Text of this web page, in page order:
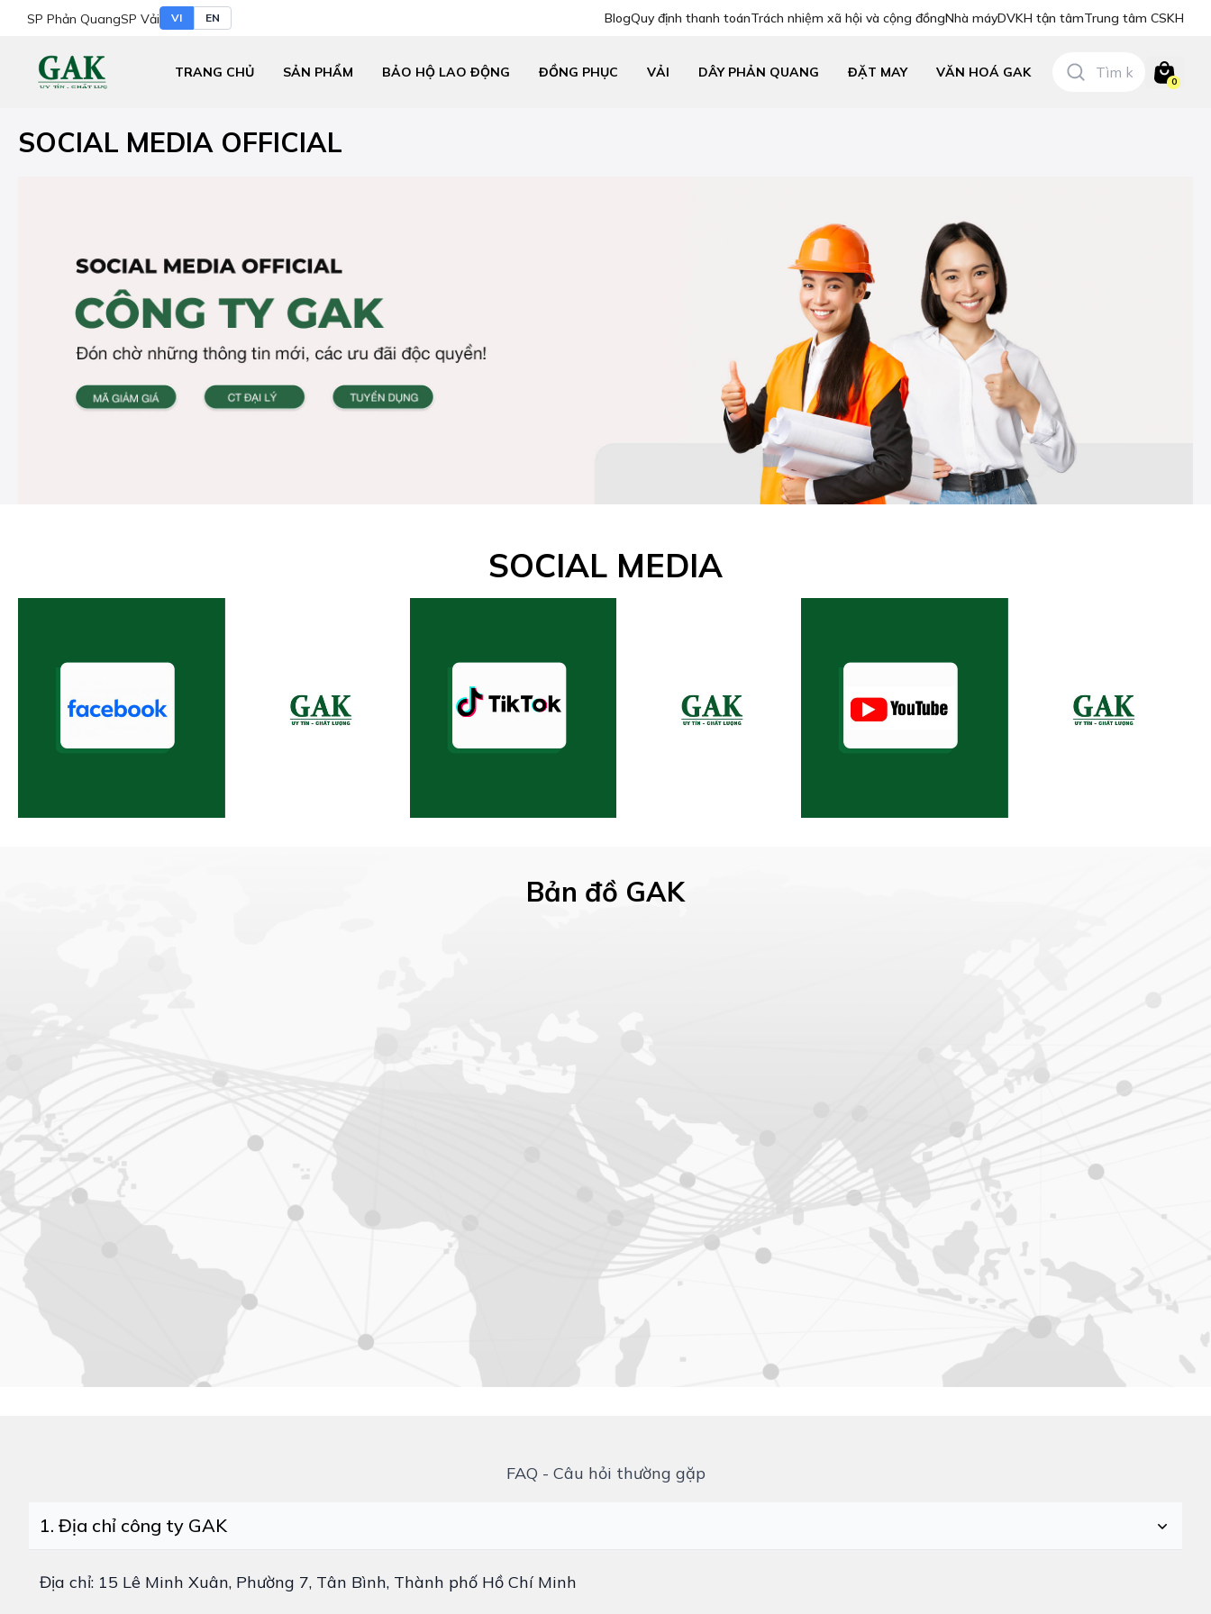
SP Phản QuangSP Vải VI EN BlogQuy định thanh toánTrách nhiệm xã hội và cộng đồngNhà máyDVKH tận tâmTrung tâm CSKH
TRANG CHỦ SẢN PHẨM BẢO HỘ LAO ĐỘNG ĐỒNG PHỤC VẢI DÂY PHẢN QUANG ĐẶT MAY VĂN HOÁ GAK
0
SOCIAL MEDIA OFFICIAL
SOCIAL MEDIA
Bản đồ GAK
FAQ - Câu hỏi thường gặp
1. Địa chỉ công ty GAK
Địa chỉ: 15 Lê Minh Xuân, Phường 7, Tân Bình, Thành phố Hồ Chí Minh